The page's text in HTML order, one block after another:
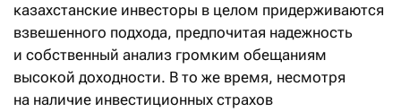
казахстанские инвесторы в целом придерживаются
взвешенного подхода, предпочитая надежность
и собственный анализ громким обещаниям
высокой доходности. В то же время, несмотря
на наличие инвестиционных страхов